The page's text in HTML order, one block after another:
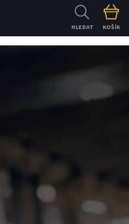
HLEDAT KOŠÍK